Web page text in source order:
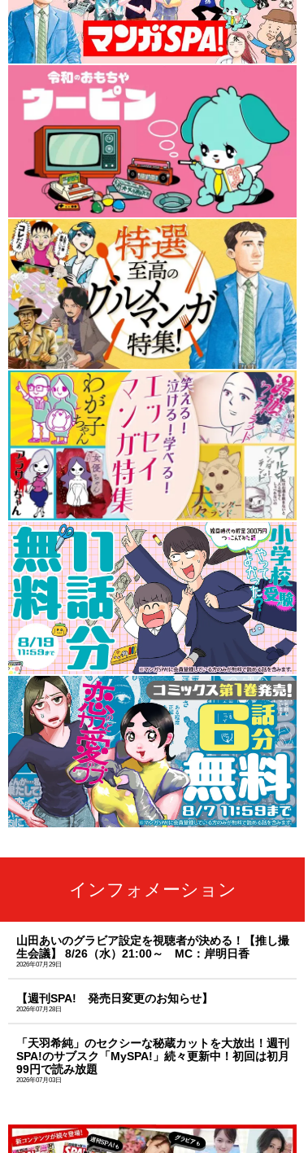
インフォメーション
山田あいのグラビア設定を視聴者が決める！【推し撮
生会議】 8/26（水）21:00～ MC：岸明日香
2026年07月29日
【週刊SPA! 発売日変更のお知らせ】
2026年07月28日
「天羽希純」のセクシーな秘蔵カットを大放出！週刊
SPA!のサブスク「MySPA!」続々更新中！初回は初月
99円で読み放題
2026年07月03日